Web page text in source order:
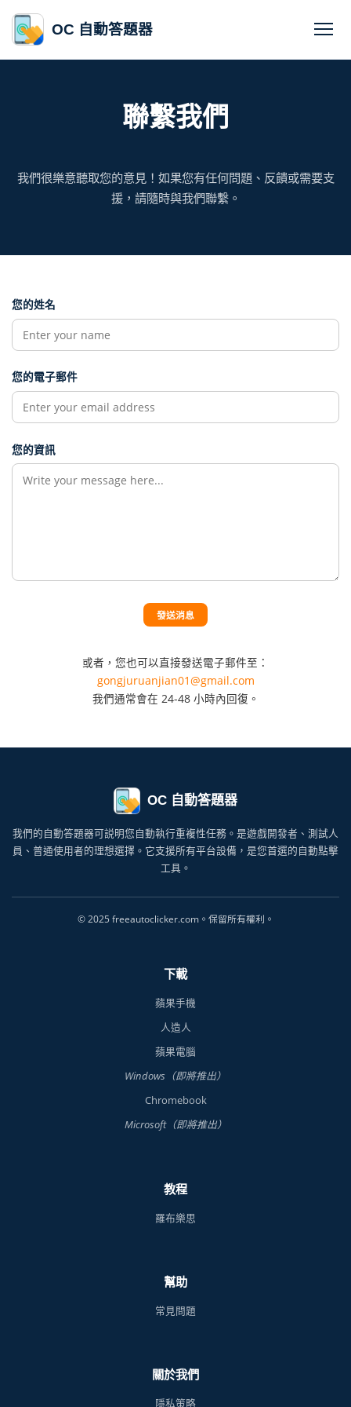
OC 自動答題器
聯繫我們
我們很樂意聽取您的意見！如果您有任何問題、反饋或需要支
援，請隨時與我們聯繫。
您的姓名
您的電子郵件
您的資訊
發送消息
或者，您也可以直接發送電子郵件至：
gongjuruanjian01@gmail.com
我們通常會在 24-48 小時內回復。
OC 自動答題器
我們的自動答題器可説明您自動執行重複性任務。是遊戲開發者、測試人
員、普通使用者的理想選擇。它支援所有平台設備，是您首選的自動點擊
工具。
© 2025 freeautoclicker.com。保留所有權利。
下載
蘋果手機
人造人
蘋果電腦
Windows（即將推出）
Chromebook
Microsoft（即將推出）
教程
羅布樂思
幫助
常見問題
關於我們
隱私策略